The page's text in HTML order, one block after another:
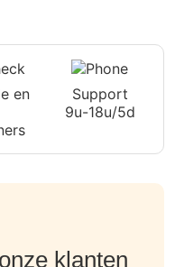
en
Support
9u-18u/5d
klanten